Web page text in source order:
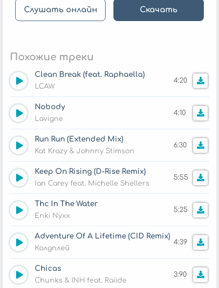
Слушать онлайн Скачать
Похожие треки
Clean Break (feat. Raphaella)
LCAW
4:20
Nobody
Lavigne
4:10
Run Run (Extended Mix)
Kat Krazy & Johnny Stimson
6:30
Keep On Rising (D-Rise Remix)
Ian Carey feat. Michelle Shellers
5:55
Thc In The Water
Enki Nyxx
5:25
Adventure Of A Lifetime (CID Remix)
Колдплей
4:39
Chicas
Chunks & INH feat. Raiide
3:90